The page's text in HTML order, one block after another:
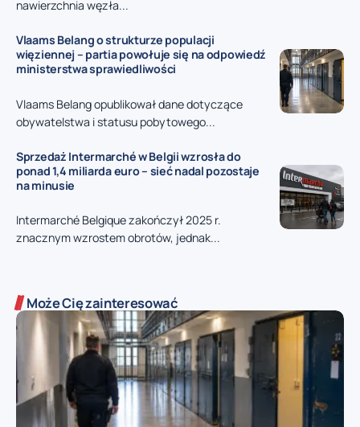
nawierzchnia węzła...
Vlaams Belang o strukturze populacji
więziennej – partia powołuje się na odpowiedź
ministerstwa sprawiedliwości
Vlaams Belang opublikował dane dotyczące
obywatelstwa i statusu pobytowego...
Sprzedaż Intermarché w Belgii wzrosła do
ponad 1,4 miliarda euro – sieć nadal pozostaje
na minusie
Intermarché Belgique zakończył 2025 r.
znacznym wzrostem obrotów, jednak...
Może Cię zainteresować